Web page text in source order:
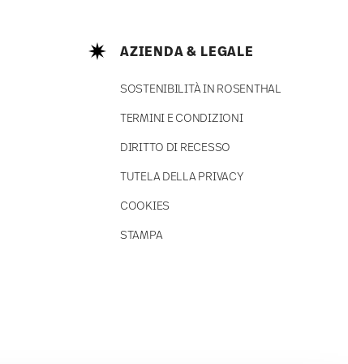
AZIENDA & LEGALE
SOSTENIBILITÀ IN ROSENTHAL
TERMINI E CONDIZIONI
DIRITTO DI RECESSO
TUTELA DELLA PRIVACY
COOKIES
STAMPA